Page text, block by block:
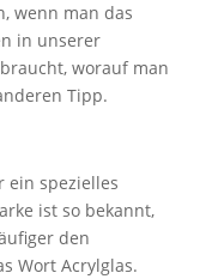
wenn man das
in unserer
worauf man
Tipp.
ein spezielles
ist so bekannt,
den
Wort Acrylglas.